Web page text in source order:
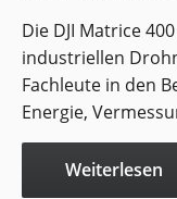
Die DJI Matrice
industriellen
Fachleute in den
Energie,
Weiterlesen